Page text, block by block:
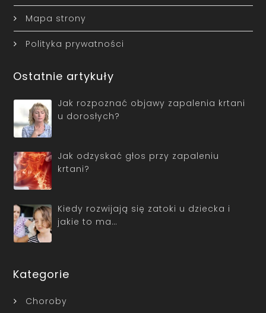
Mapa strony
Polityka prywatności
Ostatnie artykuły
Jak rozpoznać objawy zapalenia krtani
u dorosłych?
Jak odzyskać głos przy zapaleniu
krtani?
Kiedy rozwijają się zatoki u dziecka i
jakie to ma…
Kategorie
Choroby